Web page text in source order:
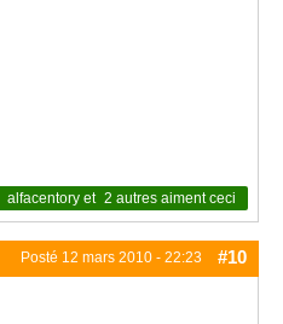
alfacentory et 2 autres aiment ceci
Posté 12 mars 2010 - 22:23 #10